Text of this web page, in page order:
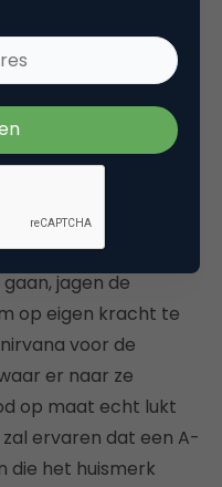
ze een steeds
echt wil en zijn
of value’
key point
het zweet in de
jagen de
op eigen kracht te
voor de
er naar ze
op maat echt lukt
ervaren dat een A-
die het huismerk